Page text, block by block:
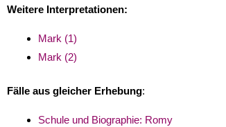
Weitere Interpretationen:
Mark (1)
Mark (2)
Fälle aus gleicher Erhebung:
Schule und Biographie: Romy